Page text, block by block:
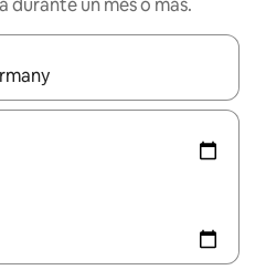
disponibles, podrás navegar